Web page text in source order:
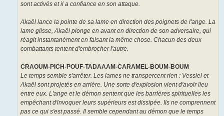
sont activés et il a confiance en son attaque.
Akaël lance la pointe de sa lame en direction des poignets de l'ange. La
lame glisse, Akaël plonge en avant en direction de son adversaire, qui
réagit instantanément en faisant la même chose. Chacun des deux
combattants tentent d'embrocher l'autre.
CRAOUM-PICH-POUF-TADAAAM-CARAMEL-BOUM-BOUM
Le temps semble s'arrêter. Les lames ne transpercent rien : Vessiel et
Akaël sont projetés en arrière. Une sorte d'explosion vient d'avoir lieu
entre eux. L'ange et le démon sentent que les barrières spirituelles les
empêchant d'invoquer leurs supérieurs est dissipée. Ils ne comprennent
pas ce qui s'est passé. Il semble cependant au démon que le temps